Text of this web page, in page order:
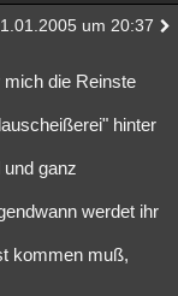
um 20:37
die Reinste
hinter
ganz
werdet ihr
kommen muß,